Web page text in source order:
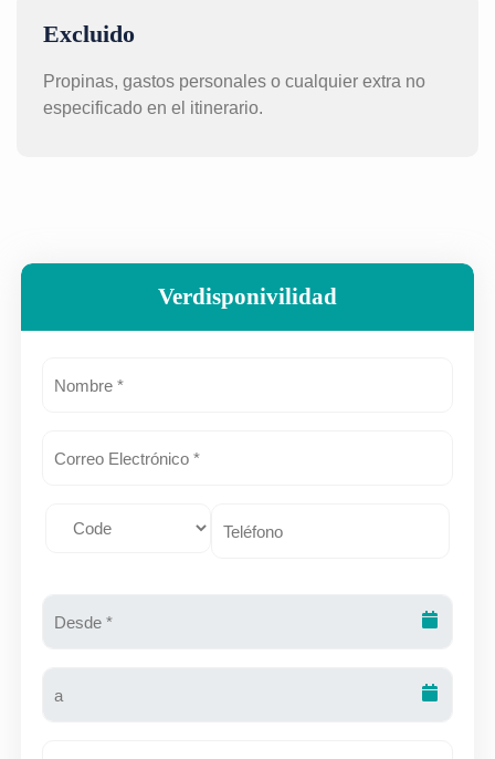
Excluido
Propinas, gastos personales o cualquier extra no
especificado en el itinerario.
Verdisponivilidad